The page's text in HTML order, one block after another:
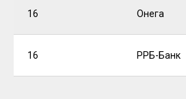
16 Онега
16 РРБ-Банк